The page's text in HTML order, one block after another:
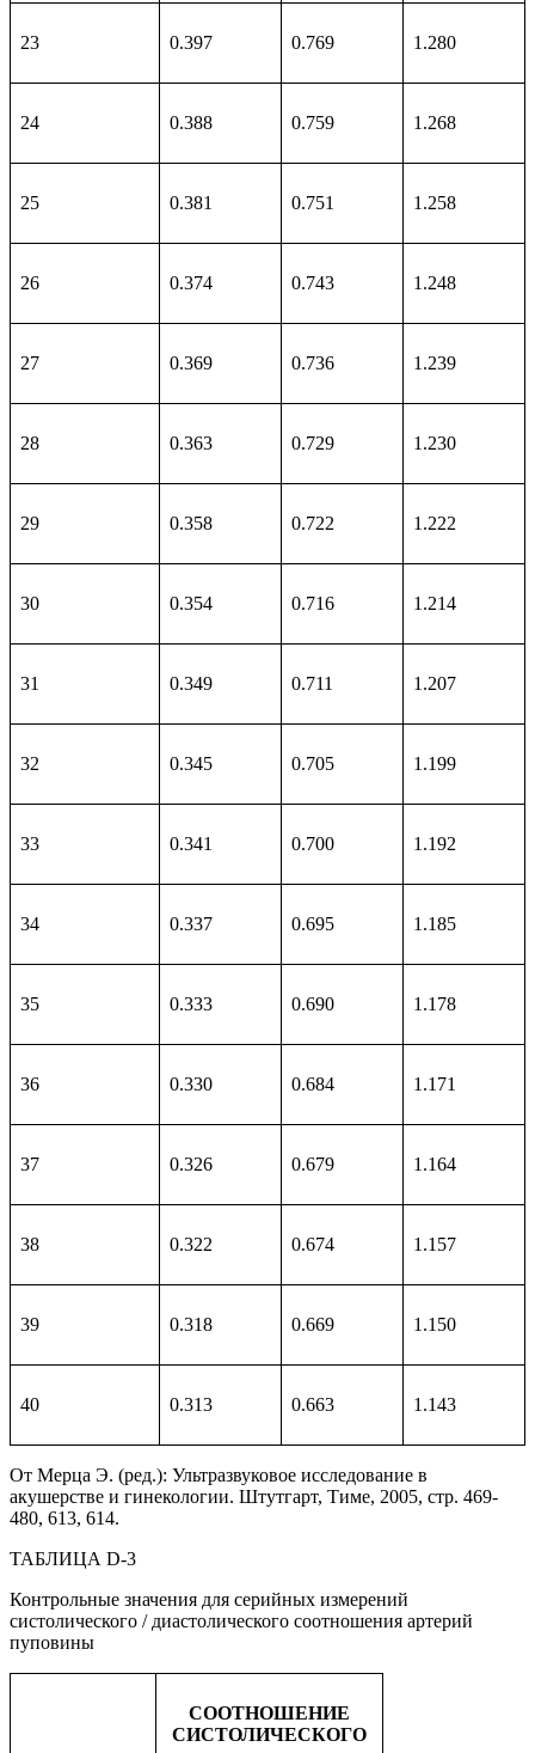
23 0.397 0.769 1.280
24 0.388 0.759 1.268
25 0.381 0.751 1.258
26 0.374 0.743 1.248
27 0.369 0.736 1.239
28 0.363 0.729 1.230
29 0.358 0.722 1.222
30 0.354 0.716 1.214
31 0.349 0.711 1.207
32 0.345 0.705 1.199
33 0.341 0.700 1.192
34 0.337 0.695 1.185
35 0.333 0.690 1.178
36 0.330 0.684 1.171
37 0.326 0.679 1.164
38 0.322 0.674 1.157
39 0.318 0.669 1.150
40 0.313 0.663 1.143
От Мерца Э. (ред.): Ультразвуковое исследование в
акушерстве и гинекологии. Штутгарт, Тиме, 2005, стр. 469-
480, 613, 614.
ТАБЛИЦА D-3
Контрольные значения для серийных измерений
систолического / диастолического соотношения артерий
пуповины
СООТНОШЕНИЕ
СИСТОЛИЧЕСКОГО